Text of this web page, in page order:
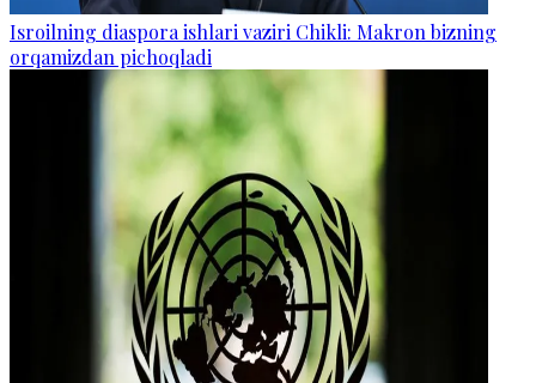
Isroilning diaspora ishlari vaziri Chikli: Makron bizning
orqamizdan pichoqladi